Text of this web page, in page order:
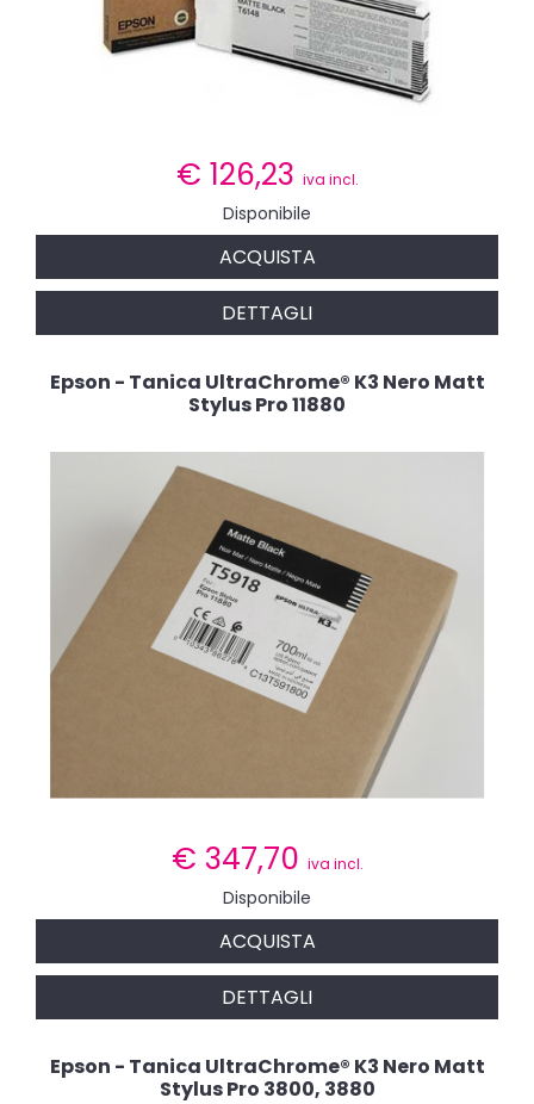
€ 126,23 iva incl.
Disponibile
ACQUISTA
DETTAGLI
Epson - Tanica UltraChrome® K3 Nero Matt
Stylus Pro 11880
€ 347,70 iva incl.
Disponibile
ACQUISTA
DETTAGLI
Epson - Tanica UltraChrome® K3 Nero Matt
Stylus Pro 3800, 3880